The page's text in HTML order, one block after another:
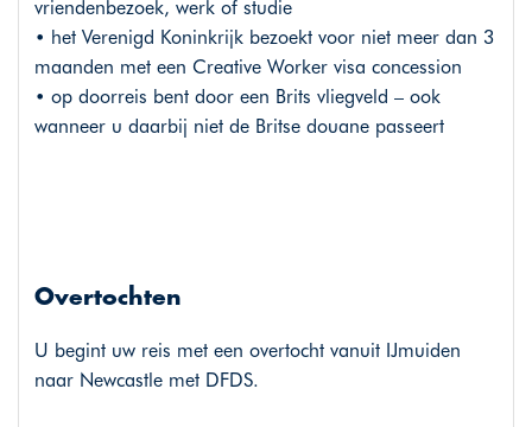
vriendenbezoek, werk of studie
• het Verenigd Koninkrijk bezoekt voor niet meer dan 3
maanden met een Creative Worker visa concession
• op doorreis bent door een Brits vliegveld – ook
wanneer u daarbij niet de Britse douane passeert
Overtochten
U begint uw reis met een overtocht vanuit IJmuiden
naar Newcastle met DFDS.